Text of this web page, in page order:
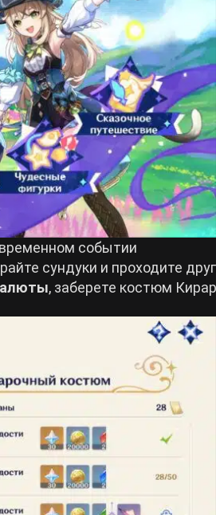
событии
сундуки и проходите
, заберете костюм